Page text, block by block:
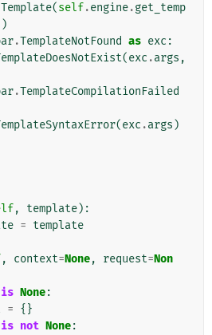
Template(self.engine.get_temp
.TemplateNotFound as exc :
(exc .args ,
.TemplateCompilationFailed
(exc .args )
, template):
= template
, context=None, request=Non
is None:
= {}
is not None: